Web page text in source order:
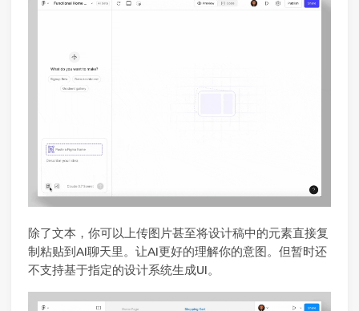
除了文本，你可以上传图片甚至将设计稿中的元素直接复
制粘贴到AI聊天里。让AI更好的理解你的意图。但暂时还
不支持基于指定的设计系统生成UI。